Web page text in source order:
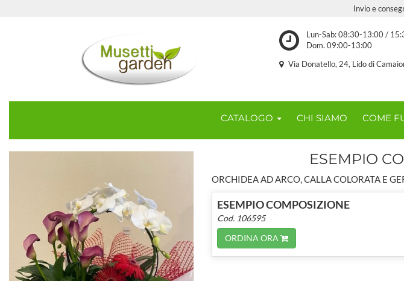
Invio e
Lun-Sab: 08:30-13:00 /
Dom. 09:00-13:00
Via Donatello, 24, Lido di
CATALOGO CHI SIAMO COME
ESEMPIO
ORCHIDEA AD ARCO, CALLA COLORATA E
ESEMPIO COMPOSIZIONE
Cod. 106595
ORDINA ORA